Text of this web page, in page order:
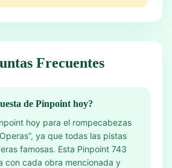
Frecuentes
de Pinpoint hoy?
hoy para el rompecabezas
ya que todas las pistas
famosas. Esta Pinpoint 743
con cada obra mencionada y